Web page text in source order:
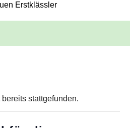
Erstklässler
stattgefunden.